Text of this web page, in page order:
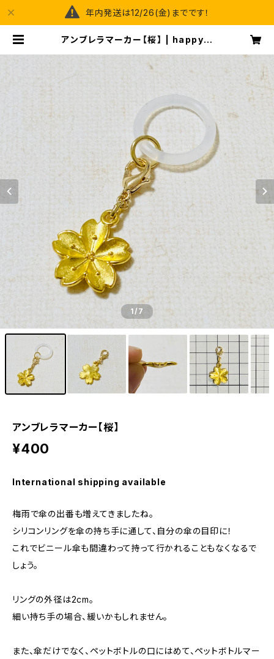
年内発送は12/26(金)までです！
アンブレラマーカー【桜】 | happy s
1/7
アンブレラマーカー【桜】
¥400
International shipping available
梅雨で傘の出番も増えてきましたね。
シリコンリングを傘の持ち手に通して、自分の傘の目印に！
これでビニール傘も間違わって持って行かれることもなくなるで
しょう。
リングの外径は2cm。
細い持ち手の場合、緩いかもしれません。
また、傘だけでなく、ペットボトルの口にはめて、ペットボトルマー